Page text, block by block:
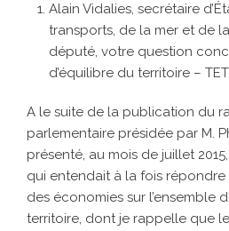
Alain Vidalies, secrétaire
transports, de la mer et de
député, votre question
d’équilibre du territoire – TET.
A le suite de la publication du
parlementaire présidée par M.
présenté, au mois de juillet
qui entendait à la fois
des économies sur l’ensemble
territoire, dont je rappelle que